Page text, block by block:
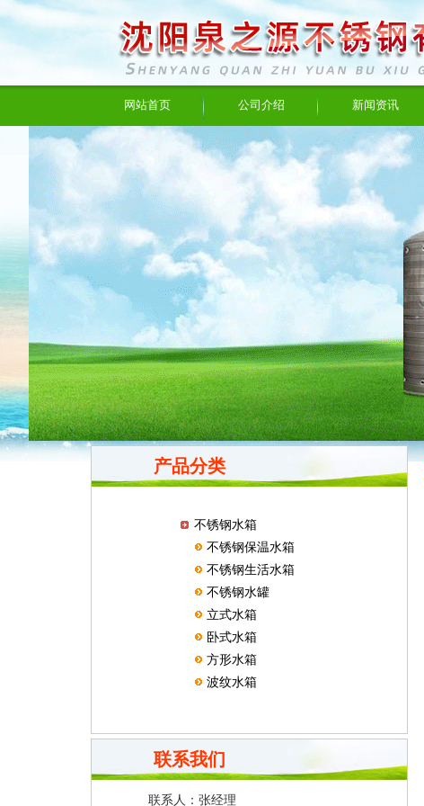
网站首页 公司介绍 新闻资讯
产品分类
不锈钢水箱
不锈钢保温水箱
不锈钢生活水箱
不锈钢水罐
立式水箱
卧式水箱
方形水箱
波纹水箱
联系我们
联系人： 张经理